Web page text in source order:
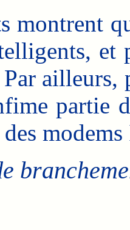
montrent
et
ailleurs,
partie